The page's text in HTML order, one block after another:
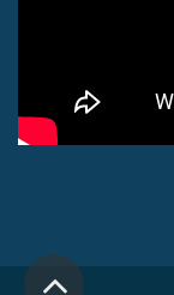
גלילה